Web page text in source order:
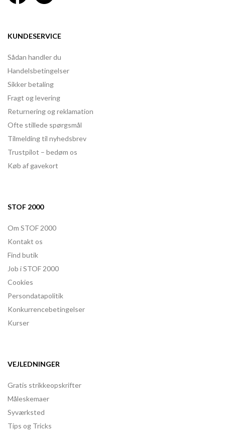
KUNDESERVICE
Sådan handler du
Handelsbetingelser
Sikker betaling
Fragt og levering
Returnering og reklamation
Ofte stillede spørgsmål
Tilmelding til nyhedsbrev
Trustpilot – bedøm os
Køb af gavekort
STOF 2000
Om STOF 2000
Kontakt os
Find butik
Job i STOF 2000
Cookies
Persondatapolitik
Konkurrencebetingelser
Kurser
VEJLEDNINGER
Gratis strikkeopskrifter
Måleskemaer
Syværksted
Tips og Tricks